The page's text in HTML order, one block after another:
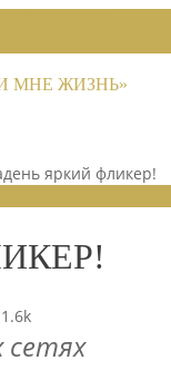
МНЕ ЖИЗНЬ»
яркий фликер!
1.6k
сетях